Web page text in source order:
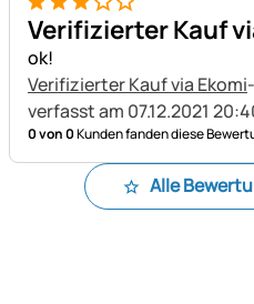
3 von 5
Verifizierter Kauf
ok!
Verifizierter Kauf via Ekomi
verfasst am 07.12.2021
0 von 0Kunden fanden diese
Alle